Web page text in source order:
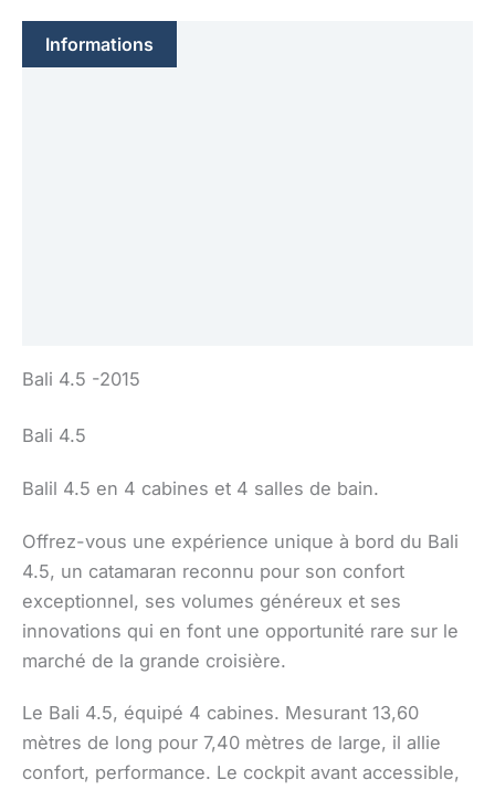
Informations
Bali 4.5 -2015
Bali 4.5
Balil 4.5 en 4 cabines et 4 salles de bain.
Offrez-vous une expérience unique à bord du Bali
4.5, un catamaran reconnu pour son confort
exceptionnel, ses volumes généreux et ses
innovations qui en font une opportunité rare sur le
marché de la grande croisière.
Le Bali 4.5, équipé 4 cabines. Mesurant 13,60
mètres de long pour 7,40 mètres de large, il allie
confort, performance. Le cockpit avant accessible,